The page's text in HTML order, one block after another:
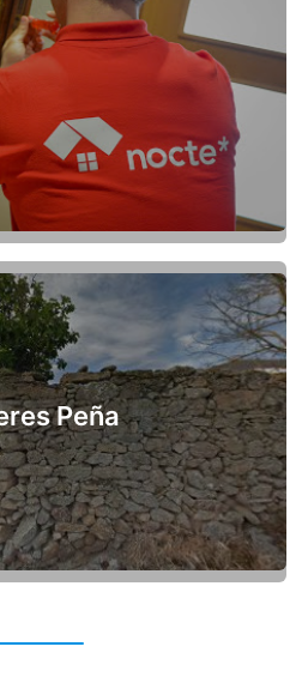
Peña